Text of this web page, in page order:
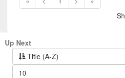
Up Next
Title (A-Z)
10